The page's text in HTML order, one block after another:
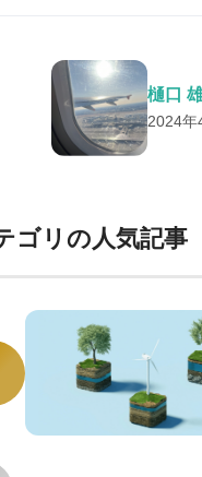
樋口
2024年
ゴリの人気記事